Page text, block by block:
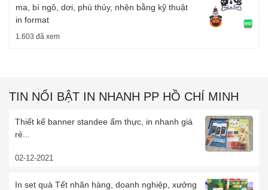
ma, bí ngô, dơi, phù thủy, nhện bằng kỹ thuật
in format
1.603 đã xem
TIN NỔI BẬT IN NHANH PP HỒ CHÍ MINH
Thiết kế banner standee ẩm thực, in nhanh giá
rẻ...
02-12-2021
In set quà Tết nhãn hàng, doanh nghiệp, xưởng